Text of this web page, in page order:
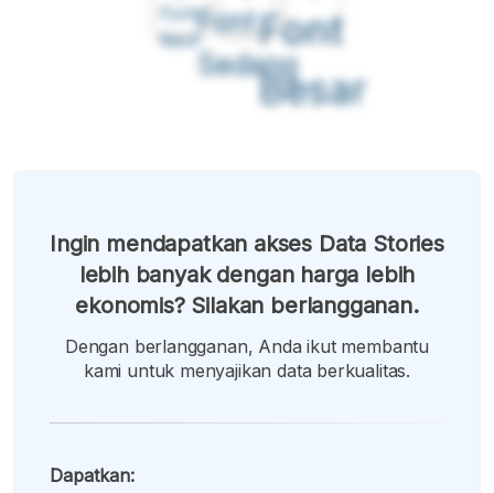
Font
Kecil
Font
Sedang
Font
Besar
Ingin mendapatkan akses Data Stories
lebih banyak dengan harga lebih
ekonomis? Silakan berlangganan.
Dengan berlangganan, Anda ikut membantu
kami untuk menyajikan data berkualitas.
Dapatkan: